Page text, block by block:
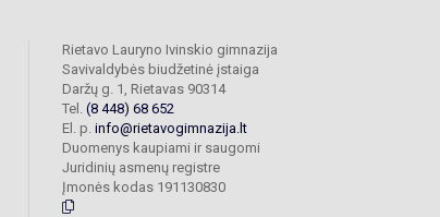
Rietavo Lauryno Ivinskio gimnazija
Savivaldybės biudžetinė įstaiga
Daržų g. 1, Rietavas 90314
Tel. (8 448) 68 652
El. p. info@rietavogimnazija.lt
Duomenys kaupiami ir saugomi
Juridinių asmenų registre
Įmonės kodas 191130830